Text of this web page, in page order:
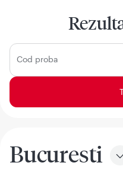
Cod proba
Bucuresti